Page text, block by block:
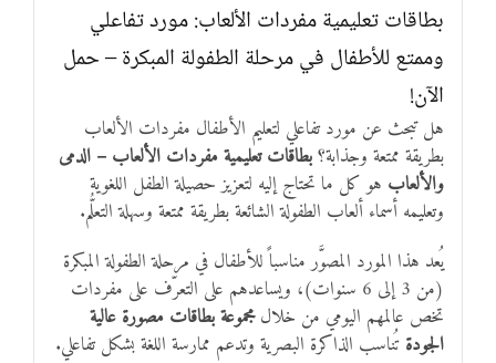
بطاقات تعليمية مفردات الألعاب: مورد تفاعلي
وممتع للأطفال في مرحلة الطفولة المبكرة – حمل
الآن!
هل تبحث عن مورد تفاعلي لتعليم الأطفال مفردات الألعاب
بطريقة ممتعة وجذابة؟بطاقات تعليمية مفردات الألعاب – الدمى
والألعاب هو كل ما تحتاج إليه لتعزيز حصيلة الطفل اللغوية
وتعليمه أسماء ألعاب الطفولة الشائعة بطريقة ممتعة وسهلة التعلُّم.
يُعد هذا المورد المصوَّر مناسباً للأطفال في مرحلة الطفولة المبكرة
(من 3 إلى 6 سنوات)، ويساعدهم على التعرّف على مفردات
تخص عالمهم اليومي من خلالمجموعة بطاقات مصورة عالية
الجودة تُناسب الذاكرة البصرية وتدعم ممارسة اللغة بشكل تفاعلي.